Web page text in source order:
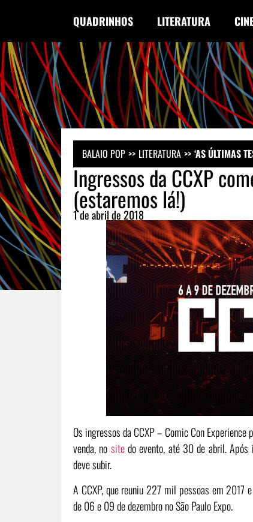
QUADRINHOS LITERATURA
BALAIO POP LITERATURA ‘AS ÚLTIMAS
Ingressos da CCXP
(estaremos lá!)
1 de abril de 2018
Os ingressos da CCXP – Comic Con
venda, no sitedo evento, até 30 de abril. Após
deve subir.
A CCXP, que reuniu 227 mil pessoas em 2017
de 06 e 09 de dezembro no São Paulo Expo.